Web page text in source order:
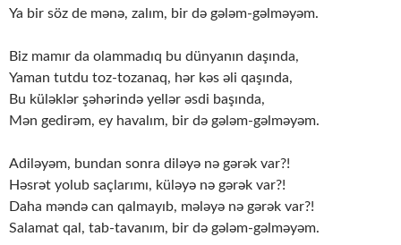
Ya bir söz de mənə, zalım, bir də gələm-gəlməyəm.
Biz mamır da olammadıq bu dünyanın daşında,
Yaman tutdu toz-tozanaq, hər kəs əli qaşında,
Bu küləklər şəhərində yellər əsdi başında,
Mən gedirəm, ey havalım, bir də gələm-gəlməyəm.
Adiləyəm, bundan sonra diləyə nə gərək var?!
Həsrət yolub saçlarımı, küləyə nə gərək var?!
Daha məndə can qalmayıb, mələyə nə gərək var?!
Salamat qal, tab-tavanım, bir də gələm-gəlməyəm.